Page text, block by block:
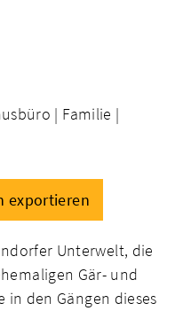
| Familie |
exportieren
Unterwelt, die
Gär- und
in den Gängen dieses